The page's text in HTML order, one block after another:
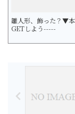
雛人形、飾った？▼
GETしよう-----